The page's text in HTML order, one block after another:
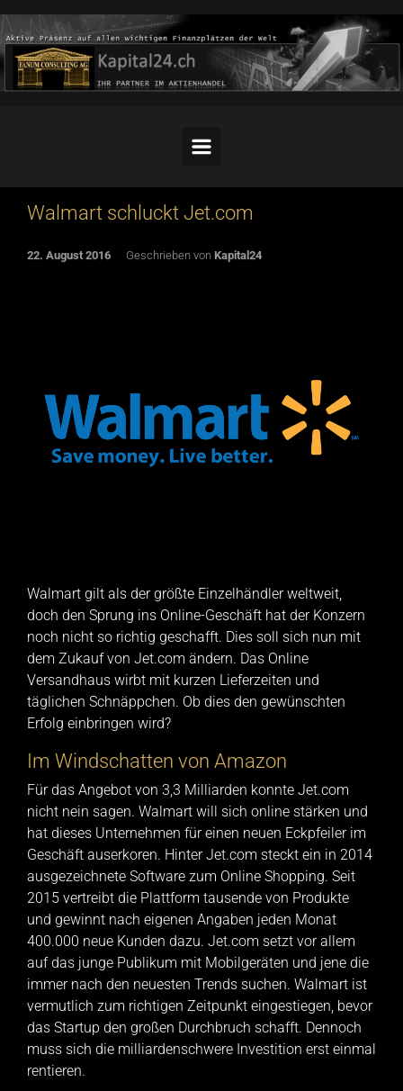
Skip to main content
Walmart schluckt Jet.com
22. August 2016 Geschrieben von Kapital24
Walmart gilt als der größte Einzelhändler weltweit,
doch den Sprung ins Online-Geschäft hat der Konzern
noch nicht so richtig geschafft. Dies soll sich nun mit
dem Zukauf von Jet.com ändern. Das Online
Versandhaus wirbt mit kurzen Lieferzeiten und
täglichen Schnäppchen. Ob dies den gewünschten
Erfolg einbringen wird?
Im Windschatten von Amazon
Für das Angebot von 3,3 Milliarden konnte Jet.com
nicht nein sagen. Walmart will sich online stärken und
hat dieses Unternehmen für einen neuen Eckpfeiler im
Geschäft auserkoren. Hinter Jet.com steckt ein in 2014
ausgezeichnete Software zum Online Shopping. Seit
2015 vertreibt die Plattform tausende von Produkte
und gewinnt nach eigenen Angaben jeden Monat
400.000 neue Kunden dazu. Jet.com setzt vor allem
auf das junge Publikum mit Mobilgeräten und jene die
immer nach den neuesten Trends suchen. Walmart ist
vermutlich zum richtigen Zeitpunkt eingestiegen, bevor
das Startup den großen Durchbruch schafft. Dennoch
muss sich die milliardenschwere Investition erst einmal
rentieren.